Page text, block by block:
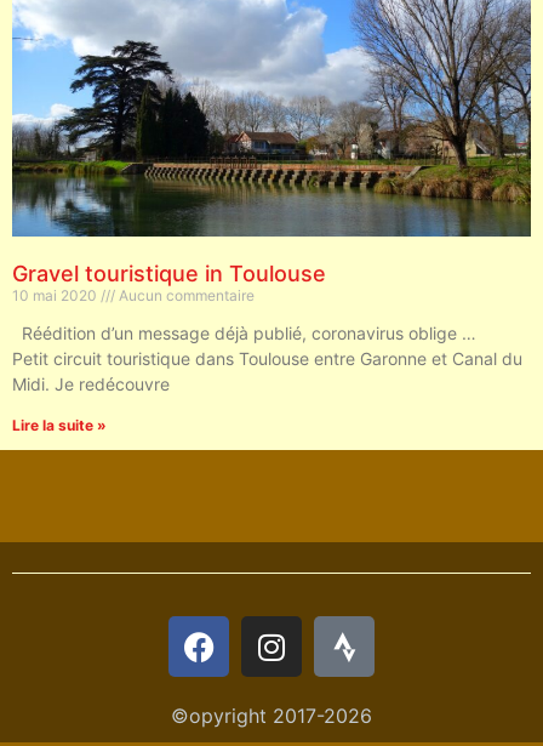
Gravel touristique in Toulouse
10 mai 2020 Aucun commentaire
Réédition d’un message déjà publié, coronavirus oblige …
Petit circuit touristique dans Toulouse entre Garonne et Canal du
Midi. Je redécouvre
Lire la suite »
©opyright 2017-2026